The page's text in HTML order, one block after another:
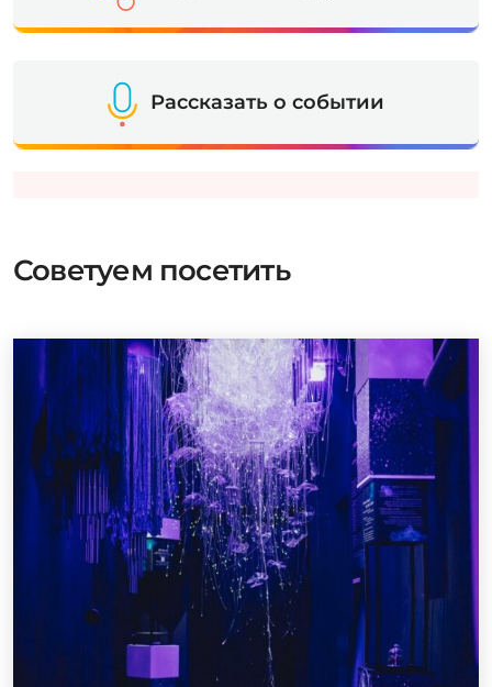
Рассказать о событии
Советуем посетить